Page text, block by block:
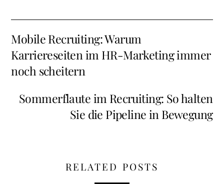
Mobile Recruiting: Warum
Karriereseiten im HR-Marketing immer
noch scheitern
Sommerflaute im Recruiting: So halten
Sie die Pipeline in Bewegung
RELATED POSTS